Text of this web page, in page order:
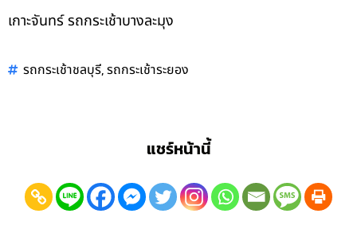
เกาะจันทร์ รถกระเช้าบางละมุง
รถกระเช้าชลบุรี,รถกระเช้าระยอง
แชร์หน้านี้